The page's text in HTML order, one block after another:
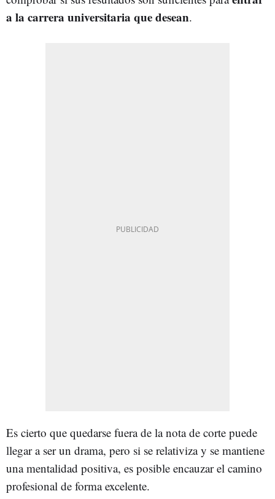
a la carrera universitaria que desean.
Es cierto que quedarse fuera de la nota de corte puede
llegar a ser un drama, pero si se relativiza y se mantiene
una mentalidad positiva, es posible encauzar el camino
profesional de forma excelente.